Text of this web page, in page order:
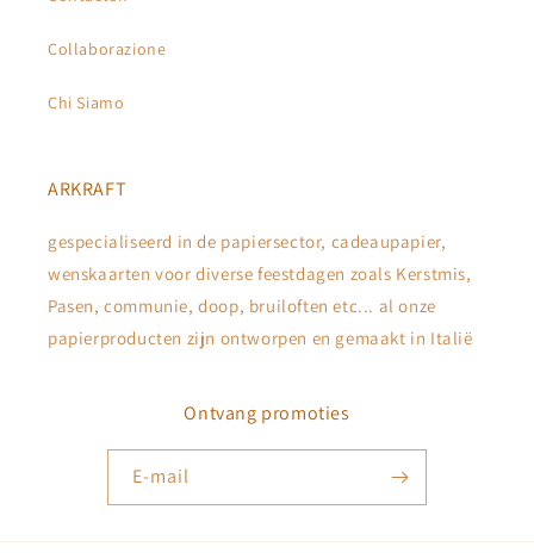
Collaborazione
Chi Siamo
ARKRAFT
gespecialiseerd in de papiersector, cadeaupapier,
wenskaarten voor diverse feestdagen zoals Kerstmis,
Pasen, communie, doop, bruiloften etc... al onze
papierproducten zijn ontworpen en gemaakt in Italië
Ontvang promoties
E‑mail